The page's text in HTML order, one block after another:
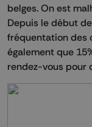
belges. On est
Depuis le début
fréquentation des
également que
rendez-vous pour